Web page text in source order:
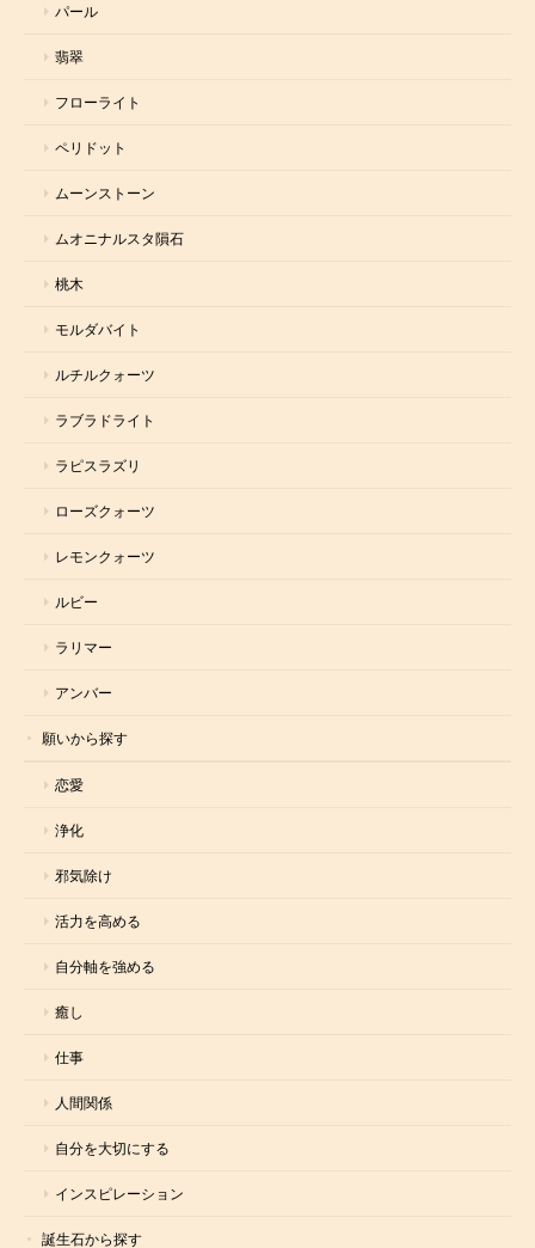
パール
翡翠
フローライト
ペリドット
ムーンストーン
ムオニナルスタ隕石
桃木
モルダバイト
ルチルクォーツ
ラブラドライト
ラピスラズリ
ローズクォーツ
レモンクォーツ
ルビー
ラリマー
アンバー
願いから探す
恋愛
浄化
邪気除け
活力を高める
自分軸を強める
癒し
仕事
人間関係
自分を大切にする
インスピレーション
誕生石から探す